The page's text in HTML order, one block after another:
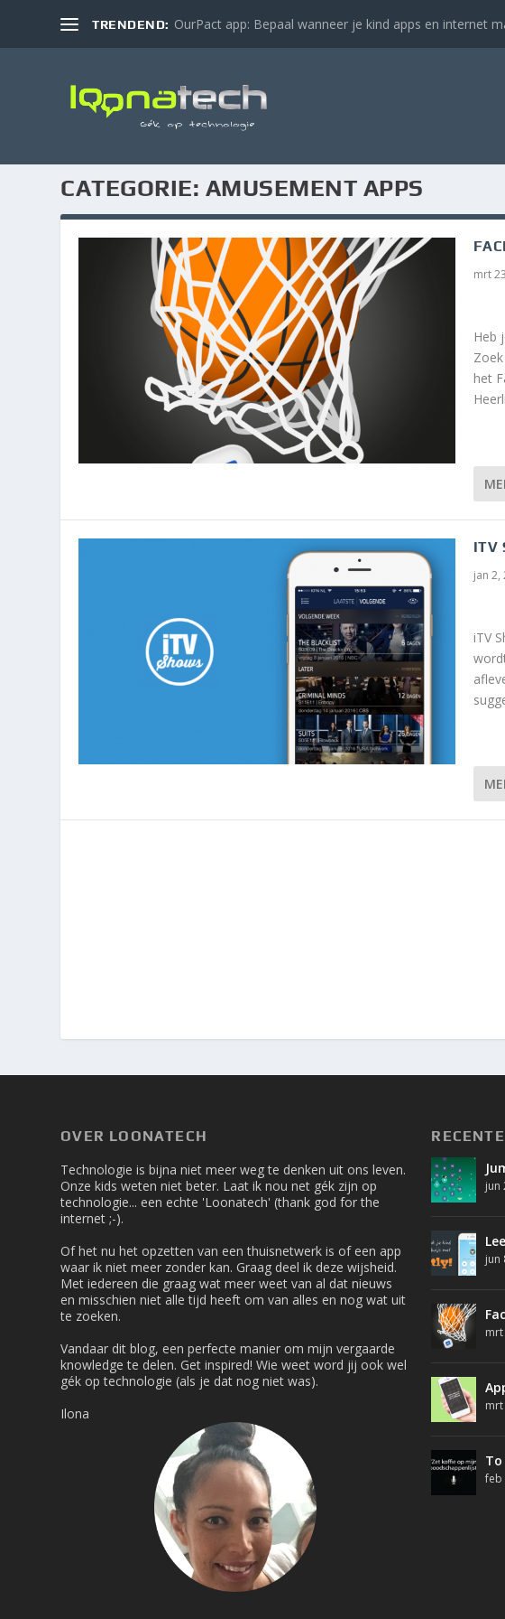
TRENDEND: OurPact app: Bepaal wanneer je kind apps en internet
CATEGORIE: AMUSEMENT APPS
mrt
Heb
het
ITV
jan 2,
iTV
OVER LOONATECH
Technologie is bijna niet meer weg te denken uit ons leven.
Onze kids weten niet beter. Laat ik nou net gék zijn op
technologie... een echte 'Loonatech' (thank god for the
internet ;-).
Of het nu het opzetten van een thuisnetwerk is of een app
waar ik niet meer zonder kan. Graag deel ik deze wijsheid.
Met iedereen die graag wat meer weet van al dat nieuws
en misschien niet alle tijd heeft om van alles en nog wat uit
te zoeken.
Vandaar dit blog, een perfecte manier om mijn vergaarde
knowledge te delen. Get inspired! Wie weet word jij ook wel
gék op technologie (als je dat nog niet was).
Ilona
jun
jun
mrt
mrt
feb